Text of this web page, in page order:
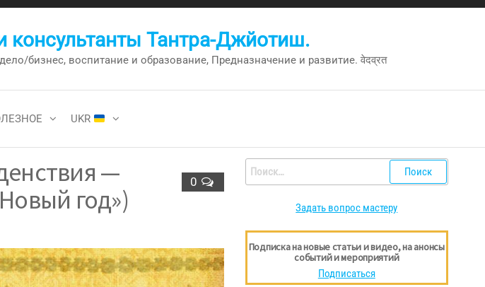
Тантра-Джйотиш.
бизнес, воспитание и образование, Предназначение и развитие. वेदव्रत
UKR
0
—
год»)
Найти:
Задать вопрос мастеру
Подписка на новые статьи и видео, на анонсы
событий и мероприятий
Подписаться